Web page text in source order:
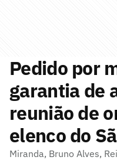
Pedido por
garantia de
reunião de
elenco do
Miranda, Bruno Alves,